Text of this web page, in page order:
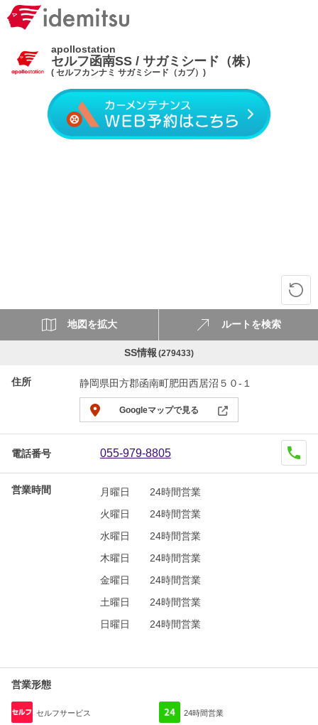
apollostation
セルフ函南SS / サガミシード（株）
( セルフカンナミ サガミシード（カブ）)
SS情報 (279433)
住所 静岡県田方郡函南町肥田西居沼５０-１
Googleマップで見る
電話番号 055-979-8805
営業時間 月曜日
24時間営業
火曜日
24時間営業
水曜日
24時間営業
木曜日
24時間営業
金曜日
24時間営業
土曜日
24時間営業
日曜日
24時間営業
地図を拡大 ルートを検索
営業形態
セルフサービス 24時間営業